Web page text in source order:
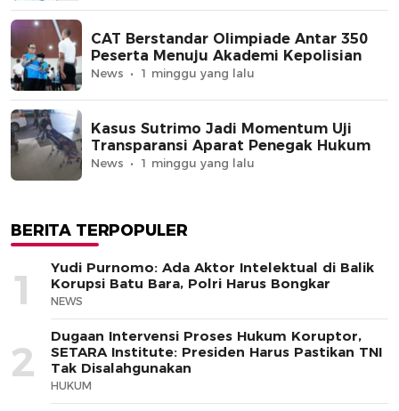
CAT Berstandar Olimpiade Antar 350
Peserta Menuju Akademi Kepolisian
News 1 minggu yang lalu
Kasus Sutrimo Jadi Momentum Uji
Transparansi Aparat Penegak Hukum
News 1 minggu yang lalu
BERITA TERPOPULER
1
Yudi Purnomo: Ada Aktor Intelektual di Balik
Korupsi Batu Bara, Polri Harus Bongkar
NEWS
2
Dugaan Intervensi Proses Hukum Koruptor,
SETARA Institute: Presiden Harus Pastikan TNI
Tak Disalahgunakan
HUKUM